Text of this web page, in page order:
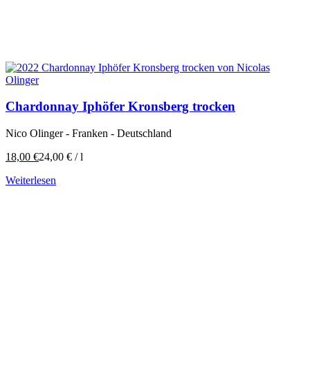
Chardonnay Iphöfer Kronsberg trocken
Nico Olinger - Franken - Deutschland
18,00 €24,00 € /l
Weiterlesen